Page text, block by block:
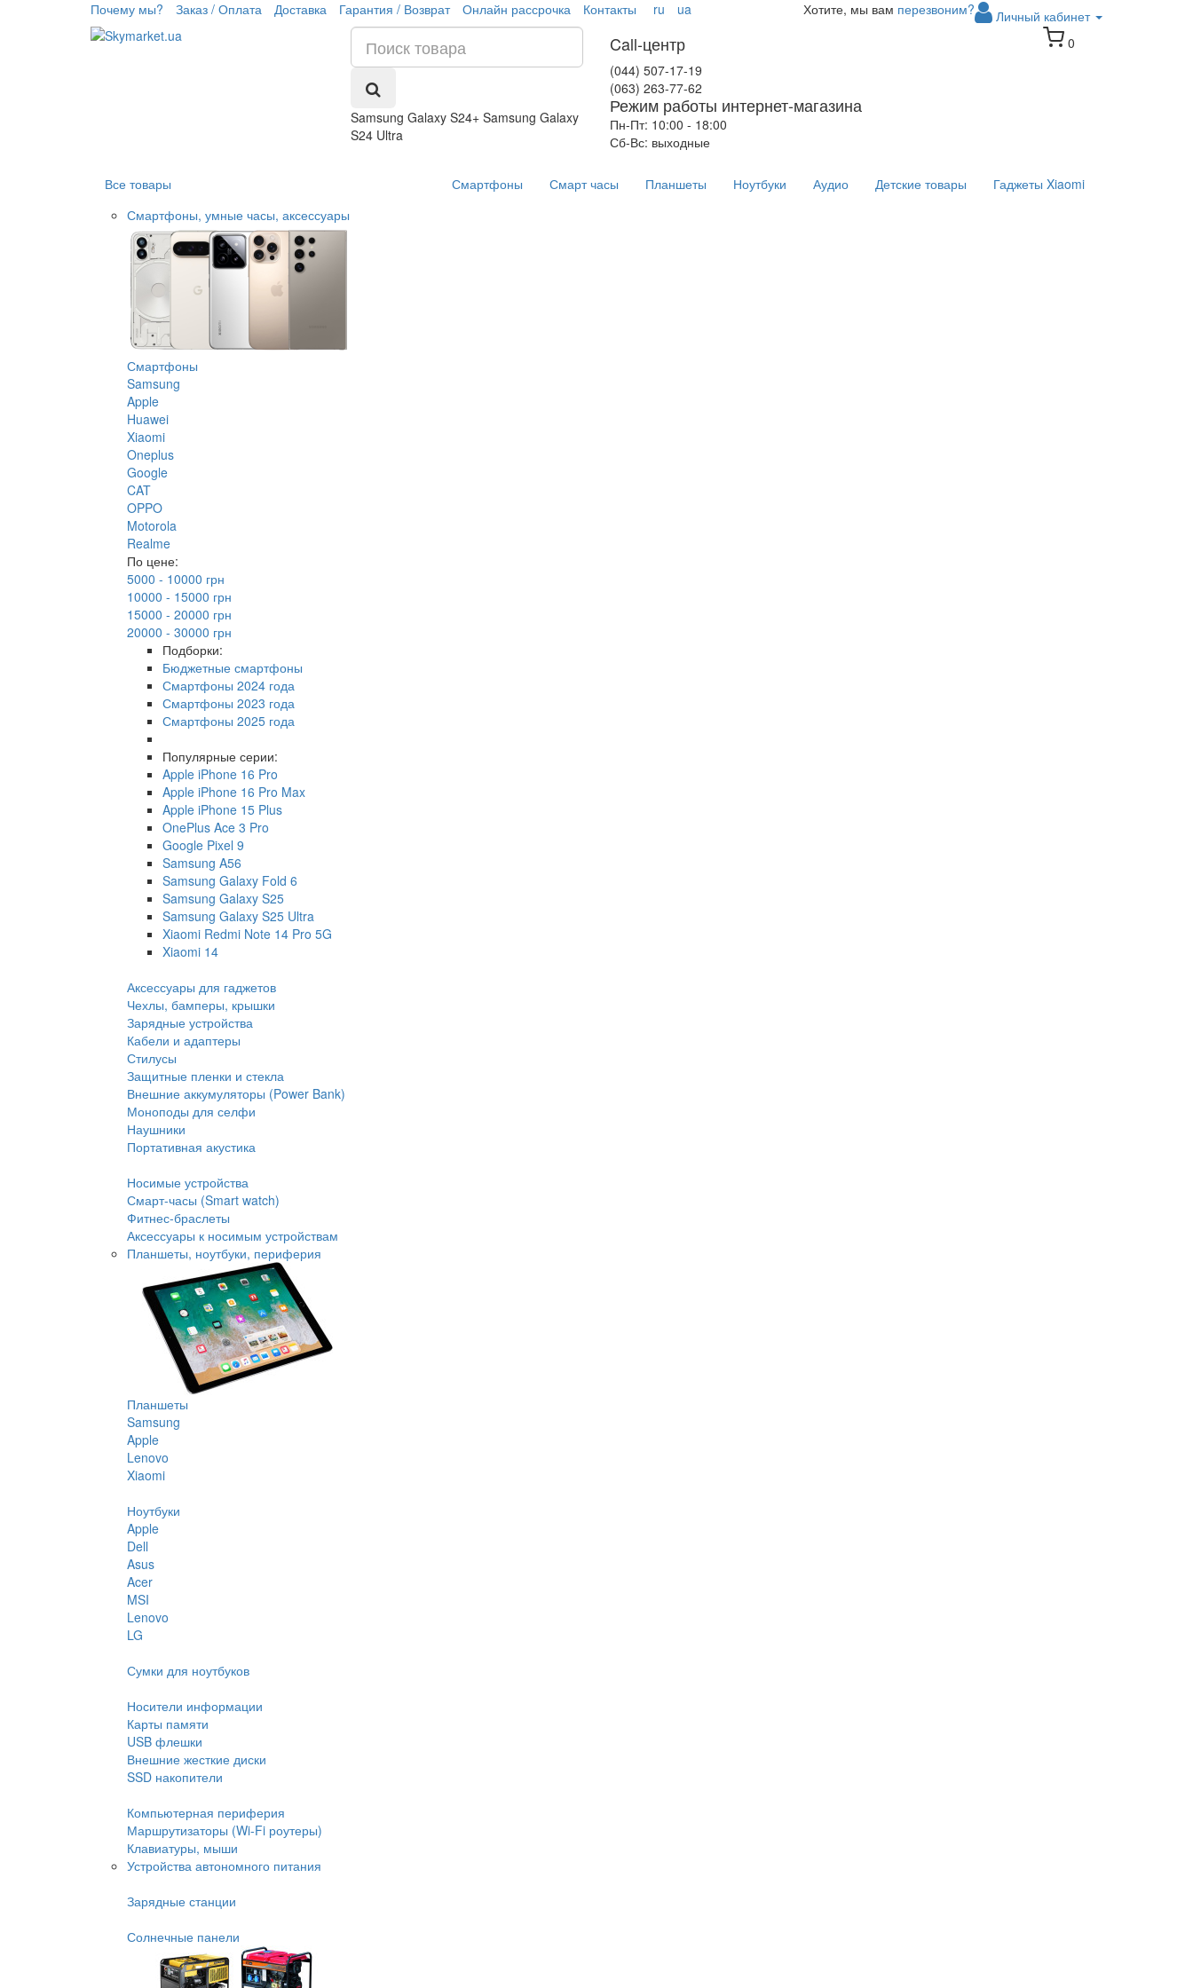
Почему мы? Заказ / Оплата Доставка Гарантия / Возврат Онлайн рассрочка Контакты ru ua Личный кабинет
Хотите, мы вам перезвоним?
Samsung Galaxy S24+ Samsung Galaxy
S24 Ultra
Call-центр
(044) 507-17-19
(063) 263-77-62
Режим работы интернет-магазина
Пн-Пт: 10:00 - 18:00
Сб-Вс: выходные
0
Все товары
Смартфоны, умные часы, аксессуары
Смартфоны
Samsung
Apple
Huawei
Xiaomi
Oneplus
Google
CAT
OPPO
Motorola
Realme
По цене:
5000 - 10000 грн
10000 - 15000 грн
15000 - 20000 грн
20000 - 30000 грн
Подборки:
Бюджетные смартфоны
Смартфоны 2024 года
Смартфоны 2023 года
Смартфоны 2025 года
Популярные серии:
Apple iPhone 16 Pro
Apple iPhone 16 Pro Max
Apple iPhone 15 Plus
OnePlus Ace 3 Pro
Google Pixel 9
Samsung A56
Samsung Galaxy Fold 6
Samsung Galaxy S25
Samsung Galaxy S25 Ultra
Xiaomi Redmi Note 14 Pro 5G
Xiaomi 14
Аксессуары для гаджетов
Чехлы, бамперы, крышки
Зарядные устройства
Кабели и адаптеры
Стилусы
Защитные пленки и стекла
Внешние аккумуляторы (Power Bank)
Моноподы для селфи
Наушники
Портативная акустика
Носимые устройства
Смарт-часы (Smart watch)
Фитнес-браслеты
Аксессуары к носимым устройствам
Планшеты, ноутбуки, периферия
Планшеты
Samsung
Apple
Lenovo
Xiaomi
Ноутбуки
Apple
Dell
Asus
Acer
MSI
Lenovo
LG
Сумки для ноутбуков
Носители информации
Карты памяти
USB флешки
Внешние жесткие диски
SSD накопители
Компьютерная периферия
Маршрутизаторы (Wi-Fi роутеры)
Клавиатуры, мыши
Устройства автономного питания
Зарядные станции
Солнечные панели
Смартфоны Смарт часы Планшеты Ноутбуки Аудио Детские товары Гаджеты Xiaomi